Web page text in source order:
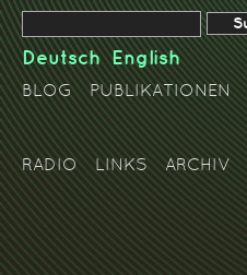
Deutsch English
BLOG PUBLIKATIONEN
RADIO LINKS ARCHIV